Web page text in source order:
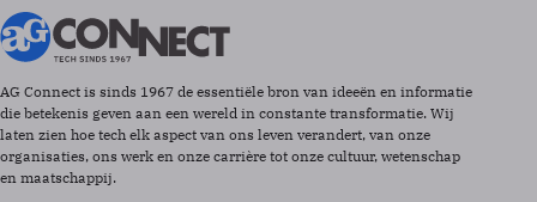
AG Connect is sinds 1967 de essentiële bron van ideeën en informatie
die betekenis geven aan een wereld in constante transformatie. Wij
laten zien hoe tech elk aspect van ons leven verandert, van onze
organisaties, ons werk en onze carrière tot onze cultuur, wetenschap
en maatschappij.